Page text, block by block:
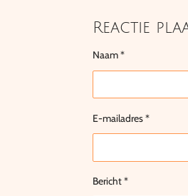
Reactie
Naam *
E-mailadres *
Bericht *